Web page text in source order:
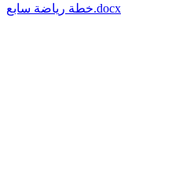
خطة رياضة سابع.docx